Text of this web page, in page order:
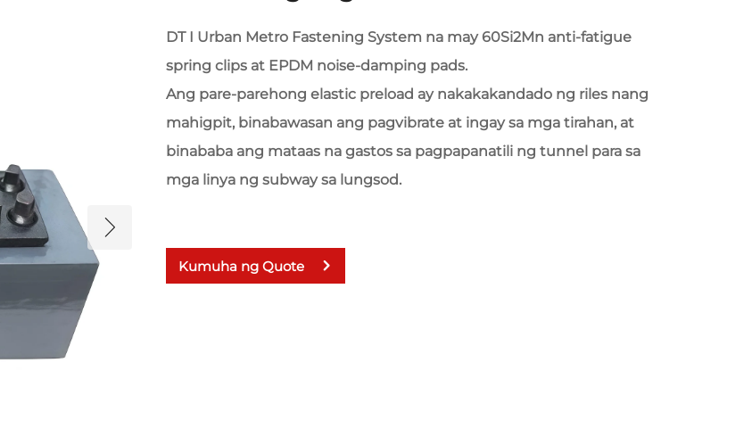
DT I Urban Metro Fastening System na may 60Si2Mn anti-fatigue
spring clips at EPDM noise-damping pads.
Ang pare-parehong elastic preload ay nakakakandado ng riles nang
mahigpit, binabawasan ang pagvibrate at ingay sa mga tirahan, at
binababa ang mataas na gastos sa pagpapanatili ng tunnel para sa
mga linya ng subway sa lungsod.
Kumuha ng Quote